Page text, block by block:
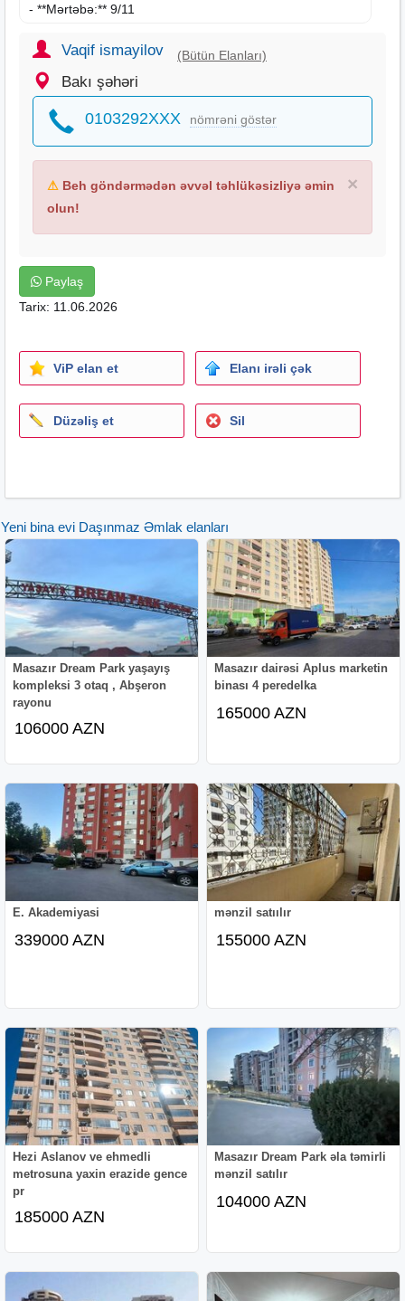
- **Mərtəbə:** 9/11
quraşdırılmışmətbəx mebeli, kondisioner, səliqəli və
baxımlı.
**Üstünlüklər:**
- Daimi qaz, su, işıq
- 24/7 mühafizə olunan həyət
- Sürətli lift, mərmər blok
- Uşaq meydançası, poliklinika, marketlər və bütün
**Sənəd:** Kupça (çıxarış) var – asan alqı-satqı.
Vaqif ismayilov (Bütün Elanları)
Bakı şəhəri
0103292XXX nömrəni göstər
×
⚠ Beh göndərmədən əvvəl təhlükəsizliyə əmin
olun!
Paylaş
Tarix: 11.06.2026
ViP elan et Elanı irəli çək
Düzəliş et Sil
Yeni bina evi Daşınmaz Əmlak elanları
Masazır Dream Park yaşayış
kompleksi 3 otaq , Abşeron
rayonu
106000 AZN
Masazır dairəsi Aplus marketin
binası 4 peredelka
165000 AZN
E. Akademiyasi
339000 AZN
mənzil satıılır
155000 AZN
Hezi Aslanov ve ehmedli
metrosuna yaxin erazide gence
pr
185000 AZN
Masazır Dream Park əla təmirli
mənzil satılır
104000 AZN